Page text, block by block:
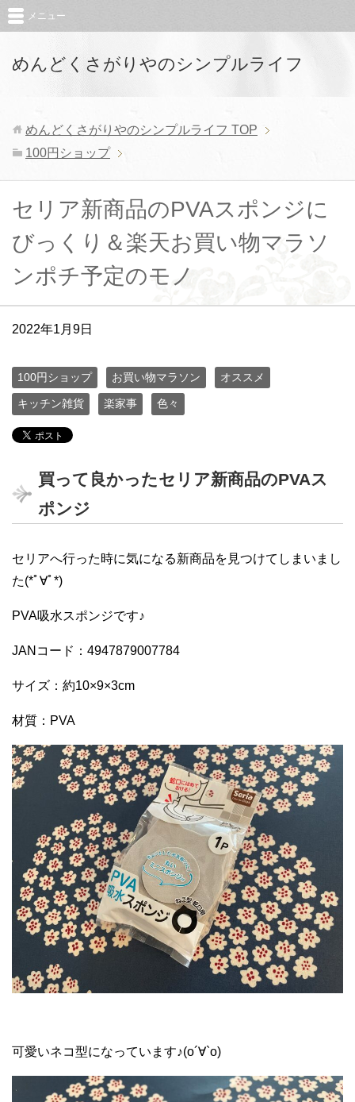
めんどくさがりやのシンプルライフ
メニュー
めんどくさがりやのシンプルライフ TOP
100円ショップ
セリア新商品のPVAスポンジに
びっくり＆楽天お買い物マラソ
ンポチ予定のモノ
2022年1月9日
100円ショップ お買い物マラソン オススメ
キッチン雑貨 楽家事 色々
買って良かったセリア新商品のPVAス
ポンジ
セリアへ行った時に気になる新商品を見つけてしまいまし
た(*ﾟ∀ﾟ*)
PVA吸水スポンジです♪
JANコード：4947879007784
サイズ：約10×9×3cm
材質：PVA
可愛いネコ型になっています♪(о´∀`о)